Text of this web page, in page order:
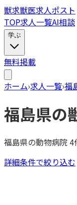
獣求獣医求人ポスト
TOP求人一覧AI相談
学ぶ
無料掲載
ホーム›求人一覧›福
福島県の
福島県の動物病院 4
詳細条件で絞り込む